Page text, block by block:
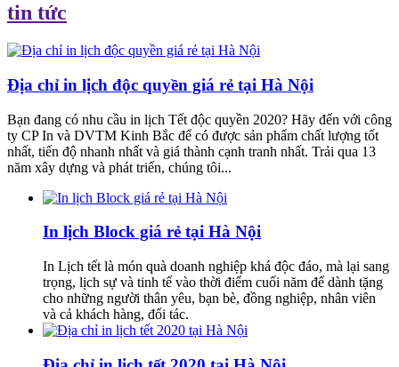
tin tức
Địa chỉ in lịch độc quyền giá rẻ tại Hà Nội
Bạn đang có nhu cầu in lịch Tết độc quyền 2020? Hãy đến với công
ty CP In và DVTM Kinh Bắc để có được sản phẩm chất lượng tốt
nhất, tiến độ nhanh nhất và giá thành cạnh tranh nhất. Trải qua 13
năm xây dựng và phát triển, chúng tôi...
In lịch Block giá rẻ tại Hà Nội
In Lịch tết là món quà doanh nghiệp khá độc đáo, mà lại sang
trọng, lịch sự và tinh tế vào thời điểm cuối năm để dành tặng
cho những người thân yêu, bạn bè, đồng nghiệp, nhân viên
và cả khách hàng, đối tác.